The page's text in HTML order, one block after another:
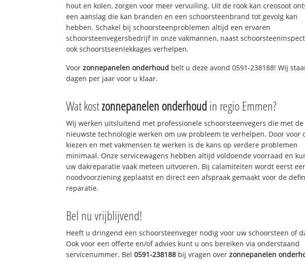
hout en kolen, zorgen voor meer vervuiling. Uit de rook kan creosoot
een aanslag die kan branden en een schoorsteenbrand tot gevolg kan
hebben. Schakel bij schoorsteenproblemen altijd een ervaren
schoorsteenvegersbedrijf in onze vakmannen, naast
ook schoorstseenlekkages verhelpen.
Voorzonnepanelen onderhoud belt u deze avond 0591-238188! Wij
dagen per jaar voor u klaar.
Wat kostzonnepanelen onderhoudin regio Emmen?
Wij werken uitsluitend met professionele schoorsteenvegers die met de
nieuwste technologie werken om uw probleem te verhelpen. Door voor
kiezen en met vakmensen te werken is de kans op verdere problemen
minimaal. Onze servicewagens hebben altijd voldoende voorraad en
uw dakreparatie vaak meteen uitvoeren. Bij calamiteiten wordt eerst
noodvoorziening geplaatst en direct een afspraak gemaakt voor de
reparatie.
Bel nu vrijblijvend!
Heeft u dringend een schoorsteenveger nodig voor uw schoorsteen of
Ook voor een offerte en/of advies kunt u ons bereiken via onderstaand
servicenummer. Bel0591-238188 bij vragen overzonnepanelen